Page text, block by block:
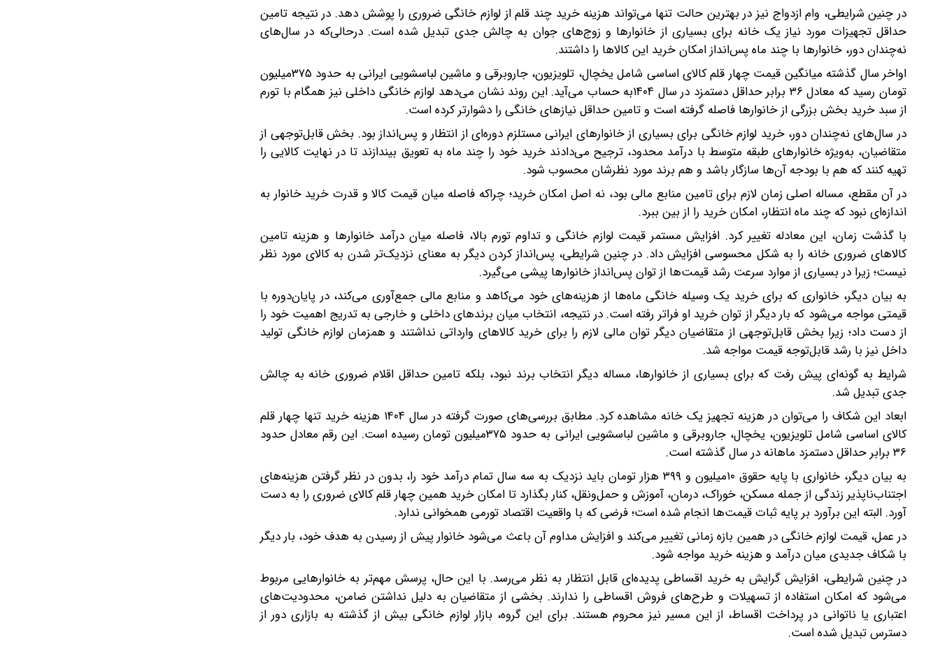
در چنین شرایطی، وام ازدواج نیز در بهترین حالت تنها می‌تواند هزینه خرید چند قلم از لوازم خانگی ضروری را پوشش دهد. در نتیجه تامین
حداقل تجهیزات مورد نیاز یک خانه برای بسیاری از خانوارها و زوج‌های جوان به چالش جدی تبدیل شده است. درحالی‌که در سال‌های
نه‌چندان دور، خانوارها با چند ماه پس‌انداز امکان خرید این کالاها را داشتند.
اواخر سال گذشته میانگین قیمت چهار قلم کالای اساسی شامل یخچال، تلویزیون، جاروبرقی و ماشین لباسشویی ایرانی به حدود ۳۷۵میلیون
تومان رسید که معادل ۳۶ برابر حداقل دستمزد در سال ۱۴۰۴به حساب می‌آید. این روند نشان می‌دهد لوازم خانگی داخلی نیز همگام با تورم
از سبد خرید بخش بزرگی از خانوارها فاصله گرفته است و تامین حداقل نیازهای خانگی را دشوارتر کرده است.
در سال‌های نه‌چندان دور، خرید لوازم خانگی برای بسیاری از خانوارهای ایرانی مستلزم دوره‌ای از انتظار و پس‌انداز بود. بخش قابل‌توجهی از
متقاضیان، به‌ویژه خانوارهای طبقه متوسط با درآمد محدود، ترجیح می‌دادند خرید خود را چند ماه به تعویق بیندازند تا در نهایت کالایی را
تهیه کنند که هم با بودجه آن‌ها سازگار باشد و هم برند مورد نظرشان محسوب شود.
در آن مقطع، مساله اصلی زمان لازم برای تامین منابع مالی بود، نه اصل امکان خرید؛ چراکه فاصله میان قیمت کالا و قدرت خرید خانوار به
اندازه‌ای نبود که چند ماه انتظار، امکان خرید را از بین ببرد.
با گذشت زمان، این معادله تغییر کرد. افزایش مستمر قیمت لوازم خانگی و تداوم تورم بالا، فاصله میان درآمد خانوارها و هزینه تامین
کالاهای ضروری خانه را به شکل محسوسی افزایش داد. در چنین شرایطی، پس‌انداز کردن دیگر به معنای نزدیک‌تر شدن به کالای مورد نظر
نیست؛ زیرا در بسیاری از موارد سرعت رشد قیمت‌ها از توان پس‌انداز خانوارها پیشی می‌گیرد.
به بیان دیگر، خانواری که برای خرید یک وسیله خانگی ماه‌ها از هزینه‌های خود می‌کاهد و منابع مالی جمع‌آوری می‌کند، در پایان‌دوره با
قیمتی مواجه می‌شود که بار دیگر از توان خرید او فراتر رفته است. در نتیجه، انتخاب میان برندهای داخلی و خارجی به تدریج اهمیت خود را
از دست داد؛ زیرا بخش قابل‌توجهی از متقاضیان دیگر توان مالی لازم را برای خرید کالاهای وارداتی نداشتند و همزمان لوازم خانگی تولید
داخل نیز با رشد قابل‌توجه قیمت مواجه شد.
شرایط به گونه‌ای پیش رفت که برای بسیاری از خانوارها، مساله دیگر انتخاب برند نبود، بلکه تامین حداقل اقلام ضروری خانه به چالش
جدی تبدیل شد.
ابعاد این شکاف را می‌توان در هزینه تجهیز یک خانه مشاهده کرد. مطابق بررسی‌های صورت گرفته در سال ۱۴۰۴ هزینه خرید تنها چهار قلم
کالای اساسی شامل تلویزیون، یخچال، جاروبرقی و ماشین لباسشویی ایرانی به حدود ۳۷۵میلیون تومان رسیده است. این رقم معادل حدود
۳۶ برابر حداقل دستمزد ماهانه در سال گذشته است.
به بیان دیگر، خانواری با پایه حقوق ۱۰میلیون و ۳۹۹ هزار تومان باید نزدیک به سه سال تمام درآمد خود را، بدون در نظر گرفتن هزینه‌های
اجتناب‌ناپذیر زندگی از جمله مسکن، خوراک، درمان، آموزش و حمل‌ونقل، کنار بگذارد تا امکان خرید همین چهار قلم کالای ضروری را به دست
آورد. البته این برآورد بر پایه ثبات قیمت‌ها انجام شده است؛ فرضی که با واقعیت اقتصاد تورمی همخوانی ندارد.
در عمل، قیمت لوازم خانگی در همین بازه زمانی تغییر می‌کند و افزایش مداوم آن باعث می‌شود خانوار پیش از رسیدن به هدف خود، بار دیگر
با شکاف جدیدی میان درآمد و هزینه خرید مواجه شود.
در چنین شرایطی، افزایش گرایش به خرید اقساطی پدیده‌ای قابل انتظار به نظر می‌رسد. با این حال، پرسش مهم‌تر به خانوارهایی مربوط
می‌شود که امکان استفاده از تسهیلات و طرح‌های فروش اقساطی را ندارند. بخشی از متقاضیان به دلیل نداشتن ضامن، محدودیت‌های
اعتباری یا ناتوانی در پرداخت اقساط، از این مسیر نیز محروم هستند. برای این گروه، بازار لوازم خانگی بیش از گذشته به بازاری دور از
دسترس تبدیل شده است.